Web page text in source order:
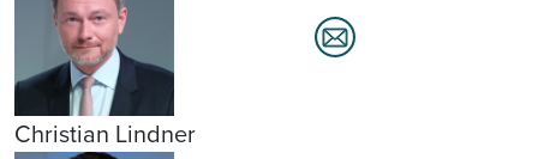
Christian Lindner